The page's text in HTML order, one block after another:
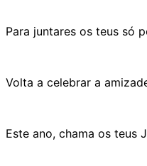
Para juntares os teus só
Volta a celebrar a
Este ano, chama os teus